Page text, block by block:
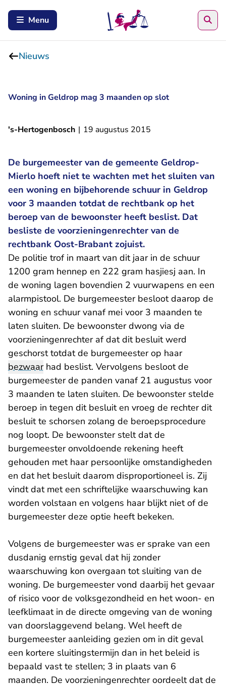
Menu
Nieuws
Woning in Geldrop mag 3 maanden op slot
's-Hertogenbosch | 19 augustus 2015
De burgemeester van de gemeente Geldrop-
Mierlo hoeft niet te wachten met het sluiten van
een woning en bijbehorende schuur in Geldrop
voor 3 maanden totdat de rechtbank op het
beroep van de bewoonster heeft beslist. Dat
besliste de voorzieningenrechter van de
rechtbank Oost-Brabant zojuist.
De politie trof in maart van dit jaar in de schuur
1200 gram hennep en 222 gram hasjiesj aan. In
de woning lagen bovendien 2 vuurwapens en een
alarmpistool. De burgemeester besloot daarop de
woning en schuur vanaf mei voor 3 maanden te
laten sluiten. De bewoonster dwong via de
voorzieningenrechter af dat dit besluit werd
geschorst totdat de burgemeester op haar
bezwaarhad beslist. Vervolgens besloot de
burgemeester de panden vanaf 21 augustus voor
3 maanden te laten sluiten. De bewoonster stelde
beroep in tegen dit besluit en vroeg de rechter dit
besluit te schorsen zolang de beroepsprocedure
nog loopt. De bewoonster stelt dat de
burgemeester onvoldoende rekening heeft
gehouden met haar persoonlijke omstandigheden
en dat het besluit daarom disproportioneel is. Zij
vindt dat met een schriftelijke waarschuwing kan
worden volstaan en volgens haar blijkt niet of de
burgemeester deze optie heeft bekeken.
Volgens de burgemeester was er sprake van een
dusdanig ernstig geval dat hij zonder
waarschuwing kon overgaan tot sluiting van de
woning. De burgemeester vond daarbij het gevaar
of risico voor de volksgezondheid en het woon- en
leefklimaat in de directe omgeving van de woning
van doorslaggevend belang. Wel heeft de
burgemeester aanleiding gezien om in dit geval
een kortere sluitingstermijn dan in het beleid is
bepaald vast te stellen; 3 in plaats van 6
maanden. De voorzieningenrechter oordeelt dat de